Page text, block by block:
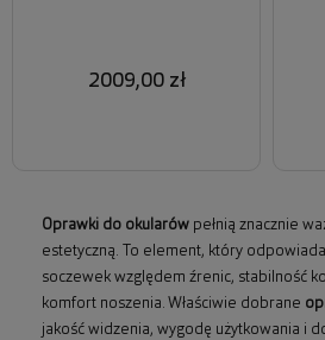
2009,00 zł
Oprawki do okularów pełnią znacznie
estetyczną. To element, który
soczewek względem źrenic, stabilność
komfort noszenia. Właściwie dobrane
jakość widzenia, wygodę użytkowania i